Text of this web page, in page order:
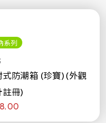
系列
式防潮箱 (珍寶) (外觀
註冊)